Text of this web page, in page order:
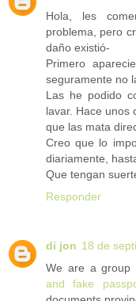
Hola, les
problema, pero
daño existió-
Primero
seguramente no
Las he podido
lavar. Hace unos
que las mata
Creo que lo
diariamente,
Que tengan
Responder
di jon 18 de
We are a group
and fake